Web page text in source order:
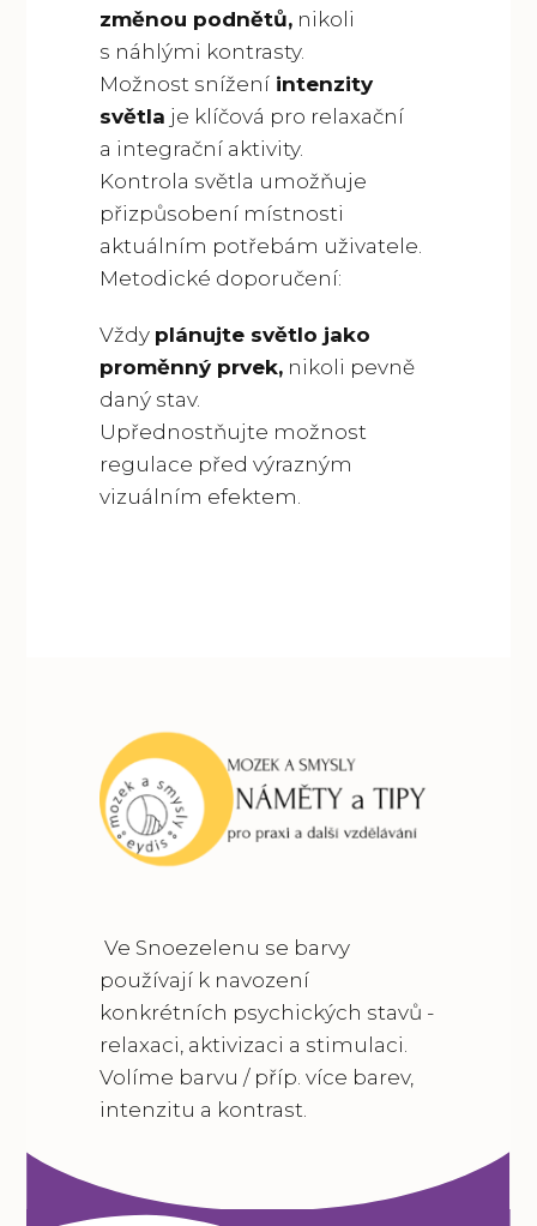
změnou podnětů,nikoli
s náhlými kontrasty.
Možnost sníženíintenzity
světla je klíčová pro relaxační
a integrační aktivity.
Kontrola světla umožňuje
přizpůsobení místnosti
aktuálním potřebám uživatele.
Metodické doporučení:
Vždy plánujte světlo jako
proměnný prvek,nikoli pevně
daný stav.
Upřednostňujte možnost
regulace před výrazným
vizuálním efektem.
Ve Snoezelenu se barvy
používají k navození
konkrétních psychických stavů -
relaxaci, aktivizaci a stimulaci.
Volíme barvu / příp. více barev,
intenzitu a kontrast.